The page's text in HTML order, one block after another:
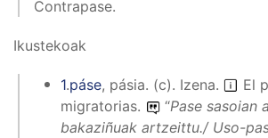
Contrapase.
Ikustekoak
1.páse, pásia. (c). Izena.
El
migratorias.
“Pase sasoian
bakaziñuak artzeittu./ Uso-